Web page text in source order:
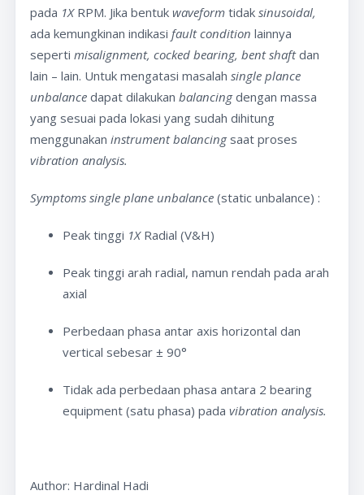
pada 1X RPM. Jika bentuk waveform tidak sinusoidal,
ada kemungkinan indikasi fault condition lainnya
seperti misalignment, cocked bearing, bent shaftdan
lain – lain. Untuk mengatasi masalah single plance
unbalance dapat dilakukan balancingdengan massa
yang sesuai pada lokasi yang sudah dihitung
menggunakan instrument balancingsaat proses
vibration analysis.
Symptoms single plane unbalance (static unbalance) :
Peak tinggi 1XRadial (V&H)
Peak tinggi arah radial, namun rendah pada arah
axial
Perbedaan phasa antar axis horizontal dan
vertical sebesar ± 90°
Tidak ada perbedaan phasa antara 2 bearing
equipment (satu phasa) pada vibration analysis.
Author: Hardinal Hadi